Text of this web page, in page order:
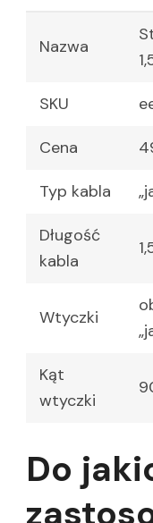
Nazwa
SKU
Cena
Typ kabla
Długość
kabla
Wtyczki
Kąt
wtyczki
Do